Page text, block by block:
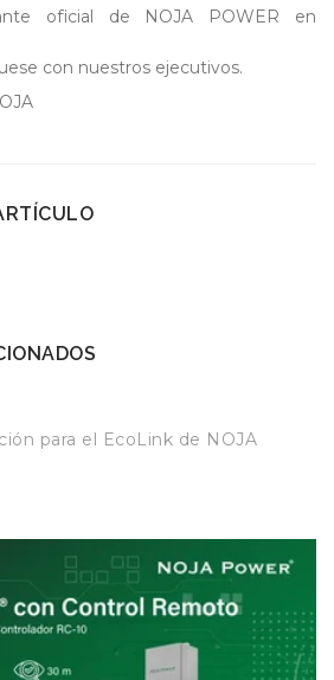
oficial de NOJA POWER en
con nuestros ejecutivos.
para el EcoLink de NOJA